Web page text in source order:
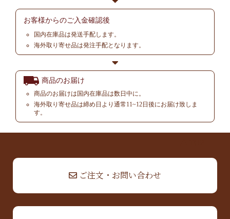
お客様からのご入金確認後
国内在庫品は発送手配します。
海外取り寄せ品は発注手配となります。
商品のお届け
商品のお届けは国内在庫品は数日中に。
海外取り寄せ品は締め日より通常11~12日後にお届け致しま
す。
ご注文・お問い合わせ